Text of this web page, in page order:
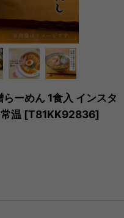
ーめん 1食入 インスタ
温 [T81KK92836]